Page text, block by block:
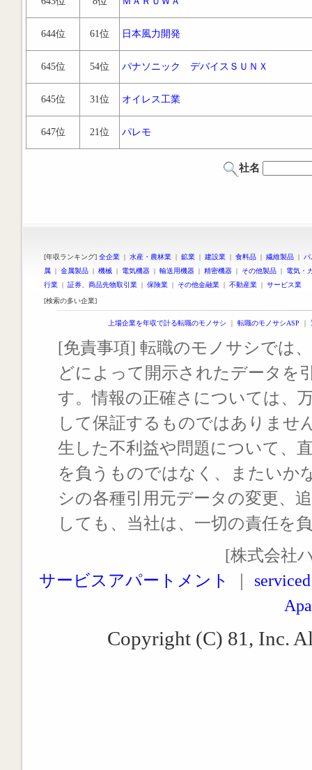
644位 61位 日本風力開発
645位 54位 パナソニック デバイスＳＵＮＸ
645位 31位 オイレス工業
647位 21位 パレモ
社名
[年収ランキング] 全企業 | 水産・農林業 | 鉱業 | 建設業 | 食料品 | 繊維製品 |
属 | 金属製品 | 機械 | 電気機器 | 輸送用機器 | 精密機器 | その他製品 | 電気・
行業 | 証券、商品先物取引業 | 保険業 | その他金融業 | 不動産業 | サービス業
[検索の多い企業]
上場企業を年収で計る転職のモノサシ ｜ 転職のモノサシASP ｜
[免責事項] 転職のモノサシでは
どによって開示されたデータを
す。情報の正確さについては、
して保証するものではありませ
生した不利益や問題について、
を負うものではなく、またいか
シの各種引用元データの変更、
しても、当社は、一切の責任を
[株式会社
サービスアパートメント
Copyright (C) 81, Inc.